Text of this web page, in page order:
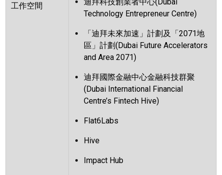
工作空間
Technology Entrepreneur Centre)
「迪拜未來加速」計劃及「2071地
區」計劃(Dubai Future Accelerators
and Area 2071)
迪拜國際金融中心金融科技群聚
(Dubai International Financial
Centre’s Fintech Hive)
Flat6Labs
Hive
Impact Hub